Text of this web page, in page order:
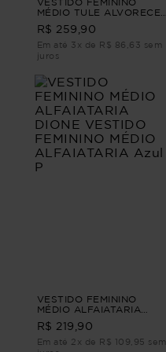
MÉDIO TULE ALVORECER
Laranja G2
R$ 259,90
Em até 3x de R$ 86,63 sem
juros
VESTIDO FEMININO
MÉDIO ALFAIATARIA
DIONE VESTIDO
FEMININO MÉDIO
ALFAIATARIA Azul P
R$ 219,90
Em até 2x de R$ 109,95 sem